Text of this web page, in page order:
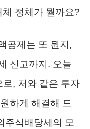
정체가 뭘까요?
공제는 또 뭔지,
신고까지. 오늘
, 저와 같은 투자
하게 해결해 드
주식배당세의 모